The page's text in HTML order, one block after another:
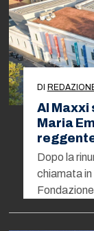
DI
Al Maxxi
Maria
Dopo la
chiamata in